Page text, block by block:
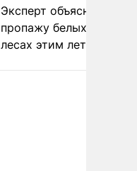
Эксперт объяснил
пропажу белых грибов
лесах этим летом